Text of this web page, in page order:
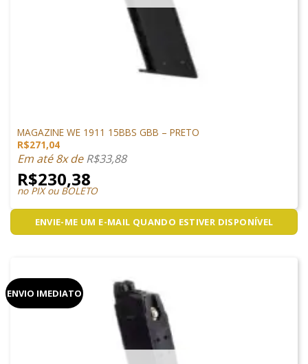
MAGAZINE WE 1911 15BBS GBB – PRETO
R$271,04
Em até 8x deR$33,88
R$230,38
no PIX ou BOLETO
ENVIE-ME UM E-MAIL QUANDO ESTIVER DISPONÍVEL
ENVIO IMEDIATO